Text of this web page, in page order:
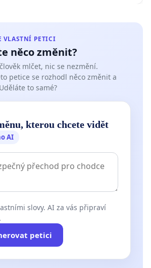
VLASTNÍ PETICI
něco změnit?
mlčet, nic se nezmění.
petice se rozhodl něco změnit a
to samé?
kterou chcete vidět
AI
slovy. AI za vás připraví
petici